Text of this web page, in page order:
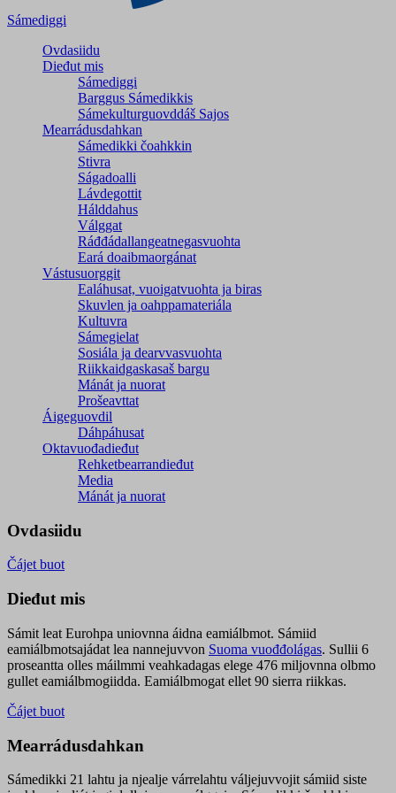
Sámediggi
Ovdasiidu
Dieđut mis
Sámediggi
Barggus Sámedikkis
Sámekulturguovddáš Sajos
Mearrádusdahkan
Sámedikki čoahkkin
Stivra
Ságadoalli
Lávdegottit
Hálddahus
Válggat
Ráđđádallangeatnegas­vuohta
Eará doaibmaorgánat
Vástusuorggit
Ealáhusat, vuoigatvuohta ja biras
Skuvlen ja oahppamateriála
Kultuvra
Sámegielat
Sosiála ja dearvvasvuohta
Riikkaidgaskasaš bargu
Mánát ja nuorat
Prošeavttat
Áigeguovdil
Dáhpáhusat
Oktavuođadieđut
Rehketbearrandieđut
Media
Mánát ja nuorat
Ovdasiidu
Čájet buot
Dieđut mis
Sámit leat Eurohpa uniovnna áidna eamiálbmot. Sámiid
eamiálbmotsajádat lea nannejuvvon Suoma vuođđolágas. Sullii 6
proseantta olles máilmmi veahkadagas elege 476 miljovnna olbmo
gullet eamiálbmogiidda. Eamiálbmogat ellet 90 sierra riikkas.
Čájet buot
Mearrádusdahkan
Sámedikki 21 lahtu ja njealje várrelahtu váljejuvvojit sámiid siste